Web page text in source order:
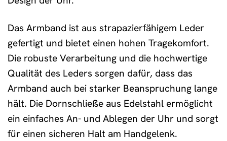
Das Armband ist aus strapazierfähigem Leder
gefertigt und bietet einen hohen Tragekomfort.
Die robuste Verarbeitung und die hochwertige
Qualität des Leders sorgen dafür, dass das
Armband auch bei starker Beanspruchung lange
hält. Die Dornschließe aus Edelstahl ermöglicht
ein einfaches An- und Ablegen der Uhr und sorgt
für einen sicheren Halt am Handgelenk.